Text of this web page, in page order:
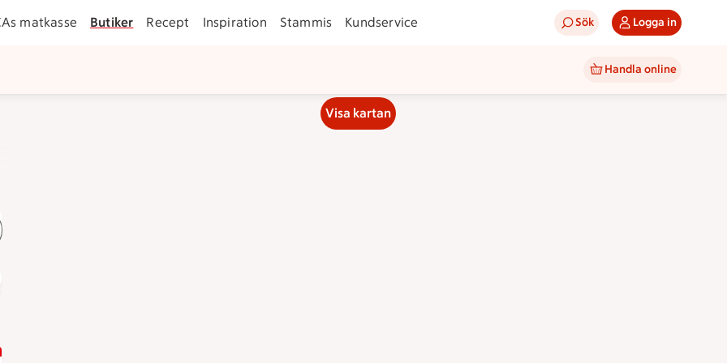
matkasse Butiker Recept Inspiration Stammis Kundservice Sök Logga in
Handla online
Visa kartan